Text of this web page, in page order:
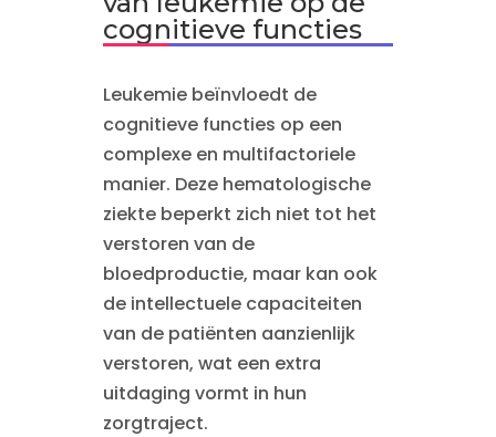
cognitieve functies
Leukemie beïnvloedt de
cognitieve functies op een
complexe en multifactoriele
manier. Deze hematologische
ziekte beperkt zich niet tot het
verstoren van de
bloedproductie, maar kan ook
de intellectuele capaciteiten
van de patiënten aanzienlijk
verstoren, wat een extra
uitdaging vormt in hun
zorgtraject.